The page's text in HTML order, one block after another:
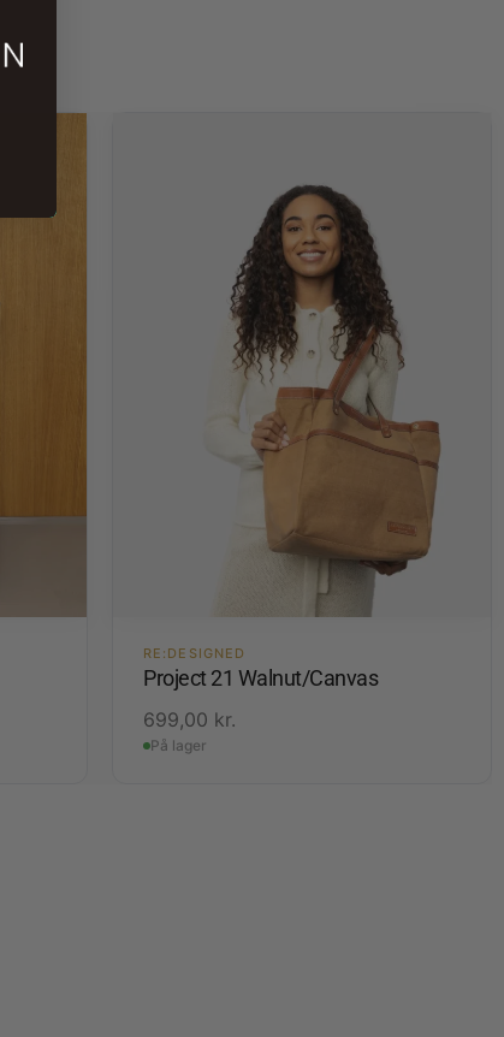
RE:DESIGNED
Project 21 Walnut/Canvas
699,00 kr.
På lager